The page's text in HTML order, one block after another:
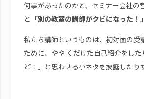
何事があったのかと、セミナー会社の
と 「別の教室の講師がクビになった！」
私たち講師というものは、初対面の受
ために、やや くだけた自己紹介をした
ど！」と思わせる小ネタを披露したり